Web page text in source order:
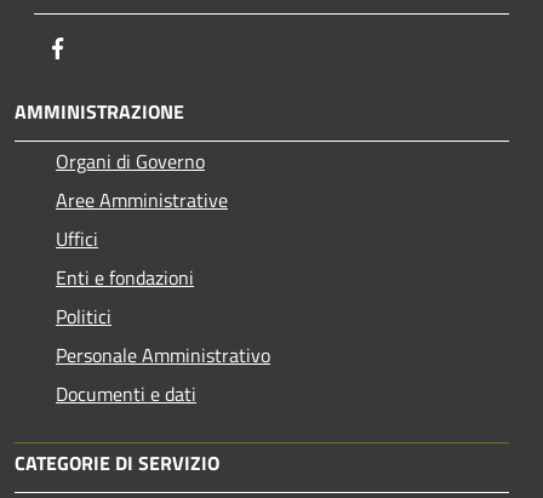
AMMINISTRAZIONE
Organi di Governo
Aree Amministrative
Uffici
Enti e fondazioni
Politici
Personale Amministrativo
Documenti e dati
CATEGORIE DI SERVIZIO